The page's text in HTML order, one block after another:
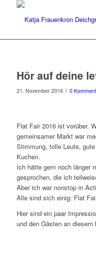
Hör auf deine
21. November 2016 / 0
Flat Fair 2016 ist vorüber.
gemeinsamer Markt war
Stimmung, tolle Leute,
Kuchen.
Ich hätte gern noch länger
gesprochen, die ich
Aber ich war nonstop in
Alle sind sich einig: Flat
Hier sind ein paar
und den Gästen an diesem